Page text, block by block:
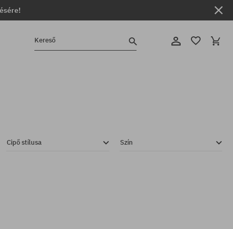
Kereső
Cipő stílusa Szín